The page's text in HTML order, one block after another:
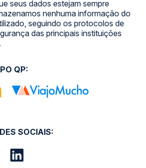
seus dados estejam sempre
nenhuma informação do
seguindo os protocolos de
das principais instituições
SOCIAIS:
QP: